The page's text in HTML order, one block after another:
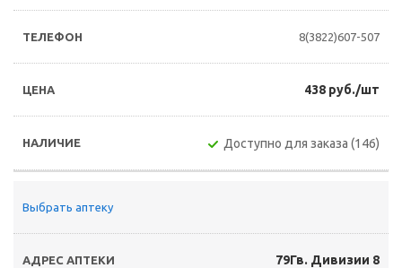
8(3822)607-507
438 руб./шт
Доступно для заказа (146)
Выбрать аптеку
79Гв. Дивизии 8